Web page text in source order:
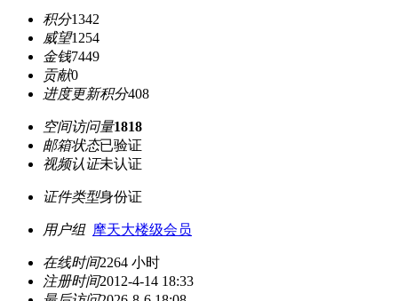
积分1342
威望1254
金钱7449
贡献0
进度更新积分408
空间访问量1818
邮箱状态已验证
视频认证未认证
证件类型身份证
用户组 摩天大楼级会员
在线时间2264 小时
注册时间2012-4-14 18:33